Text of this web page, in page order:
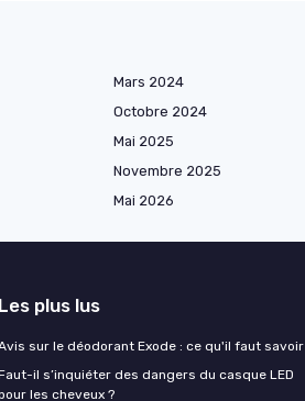
Mars 2024
Octobre 2024
Mai 2025
Novembre 2025
Mai 2026
Les plus lus
sur le déodorant Exode : ce qu'il faut savoir
il s’inquiéter des dangers du casque LED
les cheveux ?